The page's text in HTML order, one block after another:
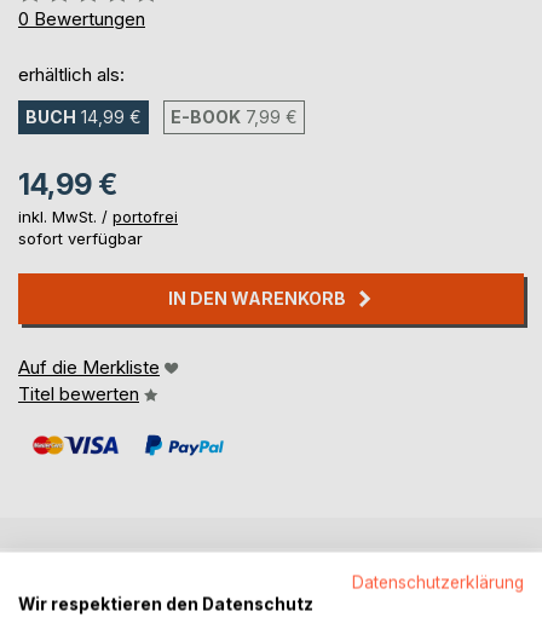
0%
0 Bewertungen
erhältlich als:
BUCH 14,99 € E-BOOK 7,99 €
14,99 €
inkl. MwSt. / portofrei
sofort verfügbar
IN DEN WARENKORB
Auf die Merkliste
Titel bewerten
Datenschutzerklärung
Wir respektieren den Datenschutz